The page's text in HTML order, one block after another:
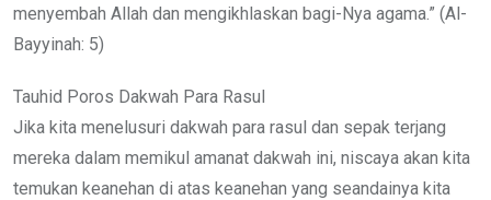
menyembah Allah dan mengikhlaskan bagi-Nya agama.” (Al-
Bayyinah: 5)
Tauhid Poros Dakwah Para Rasul
Jika kita menelusuri dakwah para rasul dan sepak terjang
mereka dalam memikul amanat dakwah ini, niscaya akan kita
temukan keanehan di atas keanehan yang seandainya kita